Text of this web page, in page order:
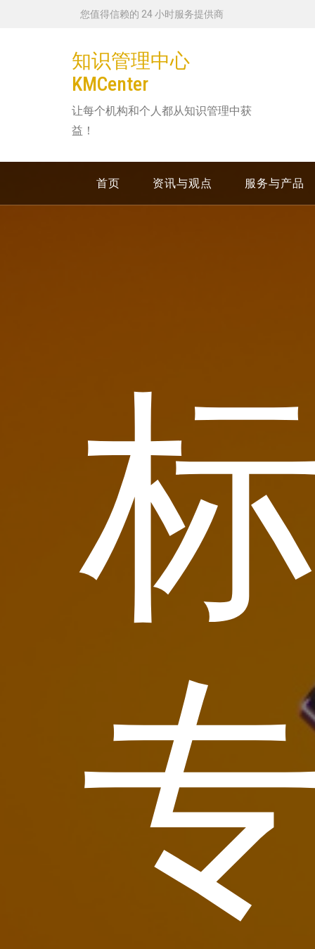
您值得信赖的 24 小时服务提供商
知识管理中心
KMCenter
让每个机构和个人都从知识管理中获
益！
首页 资讯与观点 服务与产品